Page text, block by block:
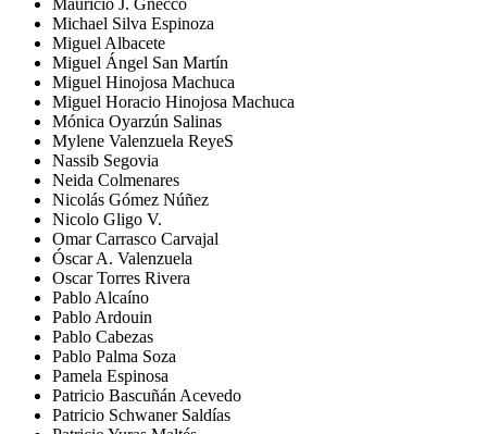
Mauricio J. Gnecco
Michael Silva Espinoza
Miguel Albacete
Miguel Ángel San Martín
Miguel Hinojosa Machuca
Miguel Horacio Hinojosa Machuca
Mónica Oyarzún Salinas
Mylene Valenzuela ReyeS
Nassib Segovia
Neida Colmenares
Nicolás Gómez Núñez
Nicolo Gligo V.
Omar Carrasco Carvajal
Óscar A. Valenzuela
Oscar Torres Rivera
Pablo Alcaíno
Pablo Ardouin
Pablo Cabezas
Pablo Palma Soza
Pamela Espinosa
Patricio Bascuñán Acevedo
Patricio Schwaner Saldías